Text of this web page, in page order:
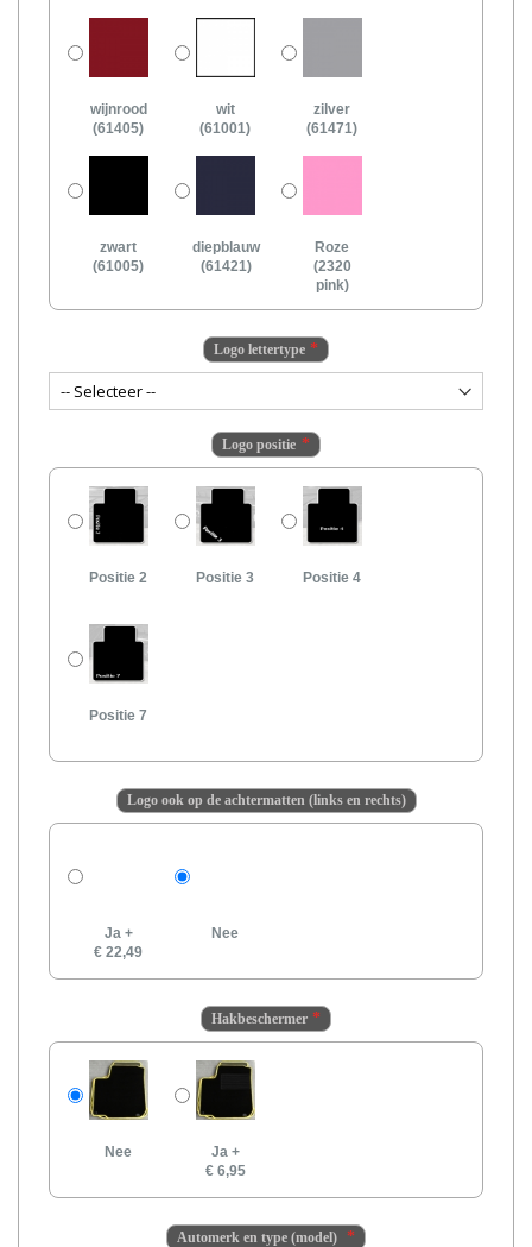
wijnrood
(61405)
wit
(61001)
zilver
(61471)
zwart
(61005)
diepblauw
(61421)
Roze
(2320
pink)
Logo lettertype
Logo positie
Positie 2 Positie 3 Positie 4
Positie 7
Logo ook op de achtermatten (links en rechts)
Ja +
€ 22,49
Nee
Hakbeschermer
Nee Ja +
€ 6,95
Automerk en type (model)